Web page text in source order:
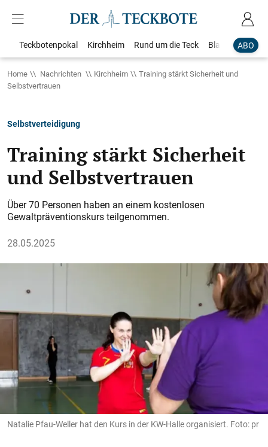
ABO
Teckbotenpokal Kirchheim Rund um die Teck Blaulicht
Home Nachrichten Kirchheim
Training stärkt Sicherheit und
Selbstvertrauen
Selbstverteidigung
Training stärkt Sicherheit
und Selbstvertrauen
Über 70 Personen haben an einem kostenlosen
Gewaltpräventionskurs teilgenommen.
28.05.2025
Natalie Pfau-Weller hat den Kurs in der KW-Halle organisiert. Foto: pr